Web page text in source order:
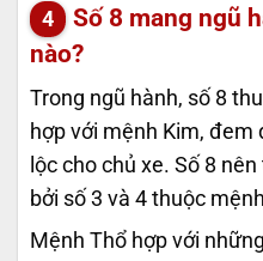
Số 8 mang ngũ
nào?
Trong ngũ hành, số 8
hợp với mệnh Kim, đem
lộc cho chủ xe. Số 8
bởi số 3 và 4 thuộc
Mệnh Thổ hợp với